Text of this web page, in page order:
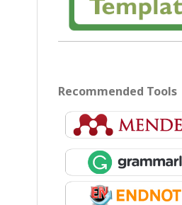
Recommended Tools